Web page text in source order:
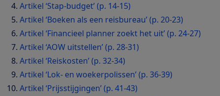
Artikel ‘Stap-budget’ (p. 14-15)
Artikel ‘Boeken als een reisbureau’ (p. 20-23)
Artikel ‘Financieel planner zoekt het uit’ (p. 24-27)
Artikel ‘AOW uitstellen’ (p. 28-31)
Artikel ‘Reiskosten’ (p. 32-34)
Artikel ‘Lok- en woekerpolissen’ (p. 36-39)
Artikel ‘Prijsstijgingen’ (p. 41-43)